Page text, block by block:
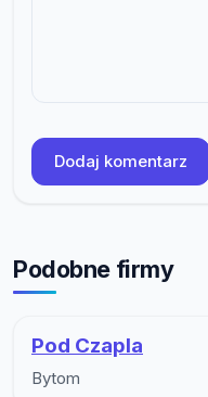
Dodaj komentarz
Podobne firmy
Pod Czapla
Bytom